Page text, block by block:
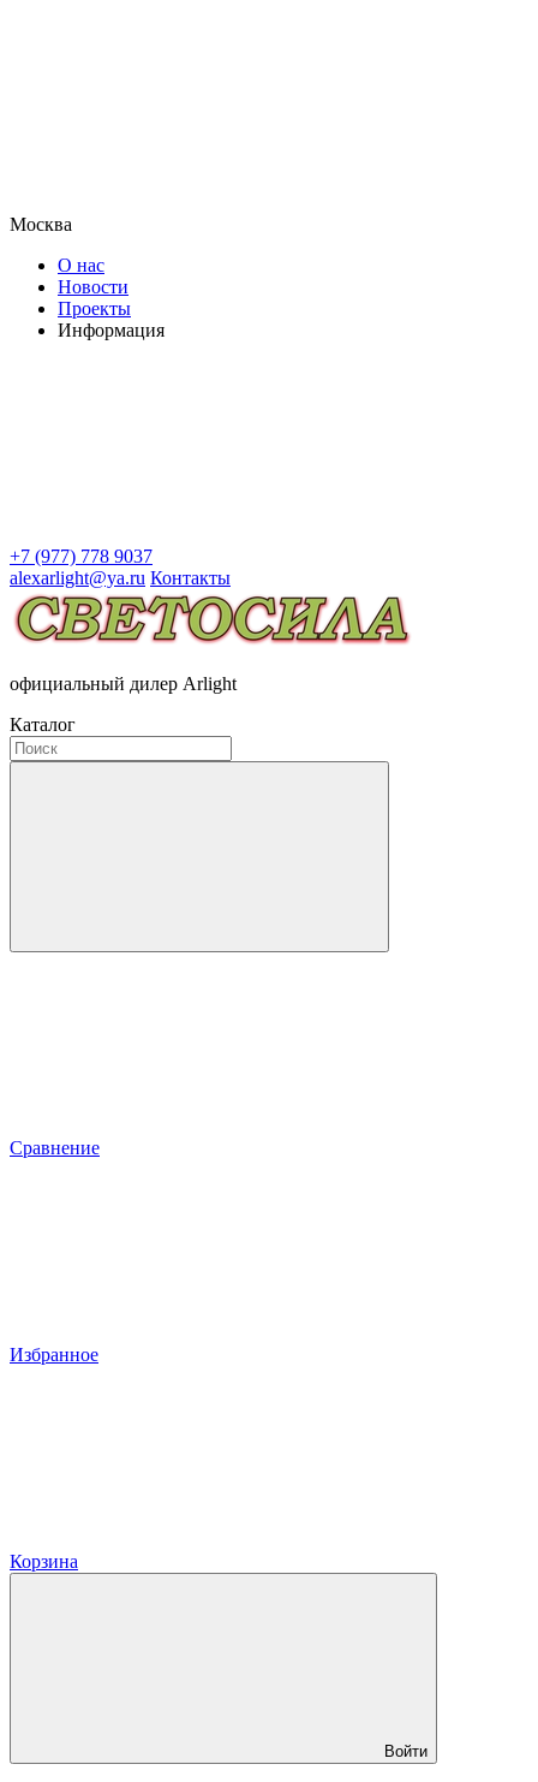
Москва
О нас
Новости
Проекты
Информация
+7 (977) 778 9037
alexarlight@ya.ru Контакты
официальный дилер Arlight
Каталог
Сравнение
Избранное
Корзина
Войти